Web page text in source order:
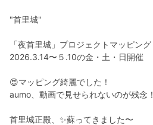
"首里城"
「夜首里城」プロジェクトマッピング
2026.3.14〜５.10の金・土・日開催
😍マッピング綺麗でした！
aumo、動画で見せられないのが残念！
首里城正殿、✨蘇ってきました〜